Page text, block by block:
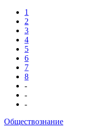
1
2
3
4
5
6
7
8
-
-
-
Обществознание